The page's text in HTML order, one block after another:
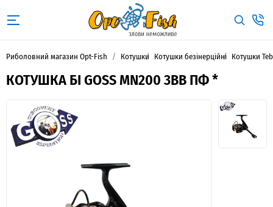
Риболовний магазин Opt-Fish Котушки Котушки безінерційні Котушки
КОТУШКА БІ GOSS MN200 3BB ПФ *